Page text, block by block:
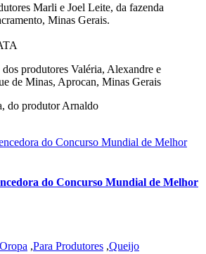
Marli e Joel Leite, da fazenda
Minas Gerais.
produtores Valéria, Alexandre e
de Minas, Aprocan, Minas Gerais
do produtor Arnaldo
do Concurso Mundial de Melhor
Oropa ,Para Produtores ,Queijo